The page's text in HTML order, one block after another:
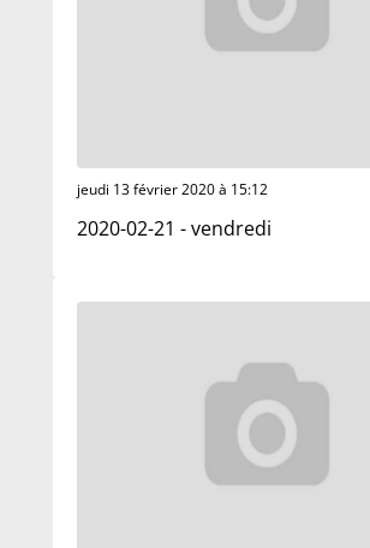
jeudi 13 février 2020 à 15:12
2020-02-21 - vendredi